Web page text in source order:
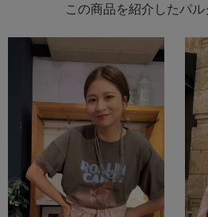
この商品を紹介したパル